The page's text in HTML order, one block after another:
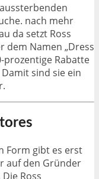
nach mehr
da setzt Ross
dem Namen „Dress
prozentige Rabatte
sind sie ein
Form gibt es erst
auf den Gründer
Ross